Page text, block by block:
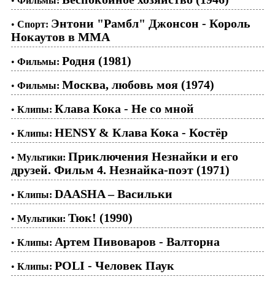
• Спорт: Энтони "Рамбл" Джонсон - Король
Нокаутов в ММА
• Фильмы: Родня (1981)
• Фильмы: Москва, любовь моя (1974)
• Клипы: Клава Кока - Не со мной
• Клипы: HENSY & Клава Кока - Костёр
• Мультики: Приключения Незнайки и его
друзей. Фильм 4. Незнайка-поэт (1971)
• Клипы: DAASHA – Васильки
• Мультики: Тюк! (1990)
• Клипы: Артем Пивоваров - Валторна
• Клипы: POLI - Человек Паук